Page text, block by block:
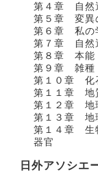
第４章 自然
第５章 変異
第６章 私の
第７章 自然
第８章 本能
第９章 雑種
第１０章 化
第１１章 地
第１２章 地
第１３章 地
第１４章 生
器官
日外アソシエ